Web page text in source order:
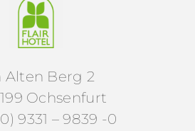
Alten Berg 2
Ochsenfurt
9331 – 9839 -0